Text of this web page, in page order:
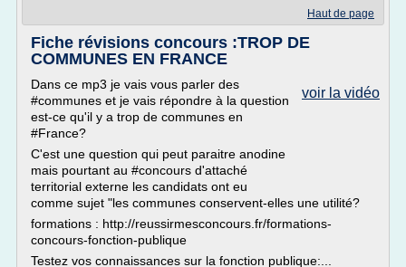
Haut de page
Fiche révisions concours :TROP DE
COMMUNES EN FRANCE
voir la vidéo
Dans ce mp3 je vais vous parler des
#communes et je vais répondre à la question
est-ce qu'il y a trop de communes en
#France?
C'est une question qui peut paraitre anodine
mais pourtant au #concours d'attaché
territorial externe les candidats ont eu
comme sujet "les communes conservent-elles une utilité?
formations : http://reussirmesconcours.fr/formations-
concours-fonction-publique
Testez vos connaissances sur la fonction publique:...